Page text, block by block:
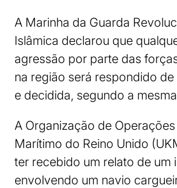
A Marinha da Guarda
Islâmica declarou que
agressão por parte das
na região será respondido
e decidida, segundo a
A Organização de
Marítimo do Reino Unido
ter recebido um relato de um
envolvendo um navio